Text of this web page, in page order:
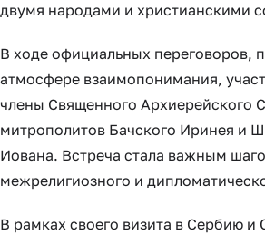
двумя народами и христианскими
В ходе официальных переговоров,
атмосфере взаимопонимания,
члены Священного Архиерейского
митрополитов Бачского Иринея и
Иована. Встреча стала важным
межрелигиозного и
В рамках своего визита в Сербию и